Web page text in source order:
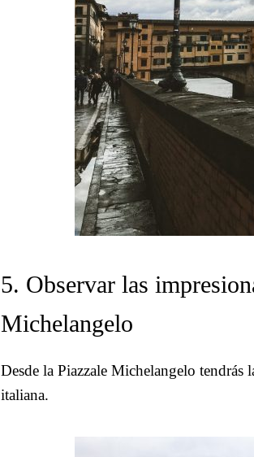
5. Observar las
Michelangelo
Desde la Piazzale Michelangelo tendrás
italiana.